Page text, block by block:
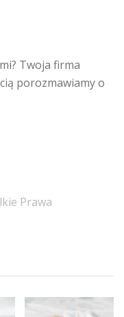
Twoja firma
porozmawiamy o
Prawa